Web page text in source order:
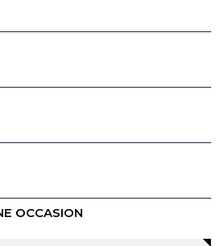
OCCASION